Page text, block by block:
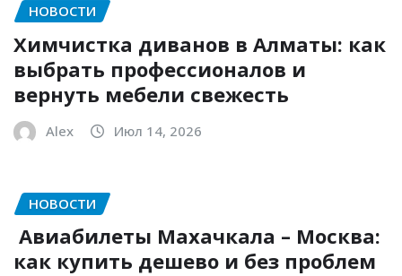
НОВОСТИ
Химчистка диванов в Алматы: как
выбрать профессионалов и
вернуть мебели свежесть
Alex Июл 14, 2026
НОВОСТИ
Авиабилеты Махачкала – Москва:
как купить дешево и без проблем